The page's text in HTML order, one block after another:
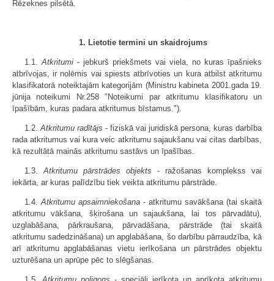
Rēzeknes pilsētā.
1. Lietotie termini un skaidrojums
1.1.Atkritumi - jebkurš priekšmets vai viela, no kuras īpašnieks
atbrīvojas, ir nolēmis vai spiests atbrīvoties un kura atbilst atkritumu
klasifikatorā noteiktajām kategorijām (Ministru kabineta 2001.gada 19.
jūnija noteikumi Nr.258 "Noteikumi par atkritumu klasifikatoru un
īpašībām, kuras padara atkritumus bīstamus.").
1.2.Atkritumu radītājs - fiziskā vai juridiskā persona, kuras darbība
rada atkritumus vai kura veic atkritumu sajaukšanu vai citas darbības,
kā rezultātā mainās atkritumu sastāvs un īpašības.
1.3.Atkritumu pārstrādes objekts - ražošanas komplekss vai
iekārta, ar kuras palīdzību tiek veikta atkritumu pārstrāde.
1.4.Atkritumu apsaimniekošana - atkritumu savākšana (tai skaitā
atkritumu vākšana, šķirošana un sajaukšana, lai tos pārvadātu),
uzglabāšana, pārkraušana, pārvadāšana, pārstrāde (tai skaitā
atkritumu sadedzināšana) un apglabāšana, šo darbību pārraudzība, kā
arī atkritumu apglabāšanas vietu ierīkošana un pārstrādes objektu
uzturēšana un aprūpe pēc to slēgšanas.